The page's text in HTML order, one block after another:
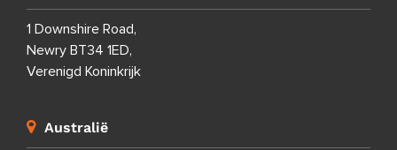
1 Downshire Road,
Newry BT34 1ED,
Verenigd Koninkrijk
Australië